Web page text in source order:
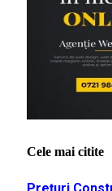
Cele mai citite